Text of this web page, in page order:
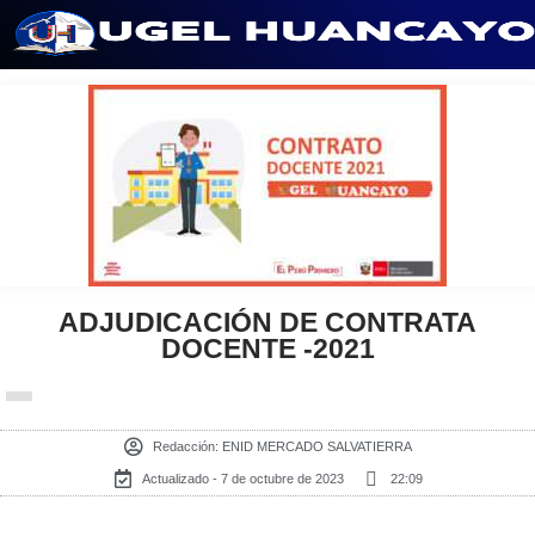
ADJUDICACIÓN DE CONTRATA
DOCENTE -2021
Redacción: ENID MERCADO SALVATIERRA
Actualizado - 7 de octubre de 2023 22:09